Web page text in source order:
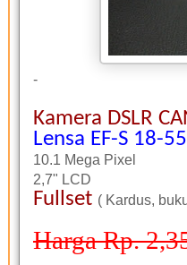
-
Kamera DSLR
Lensa EF-S 18-
10.1 Mega Pixel
2,7" LCD
Fullset ( Kardus,
Harga Rp.